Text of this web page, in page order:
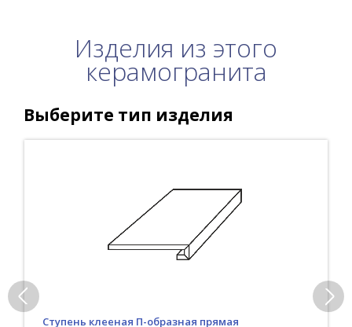
Изделия из этого
керамогранита
Выберите тип изделия
Ступень клееная П-образная прямая